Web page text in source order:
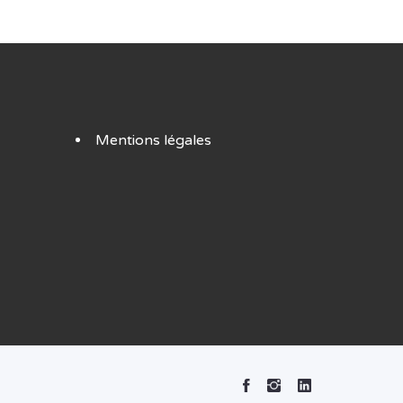
Mentions légales
Facebook
Instagram
Linked